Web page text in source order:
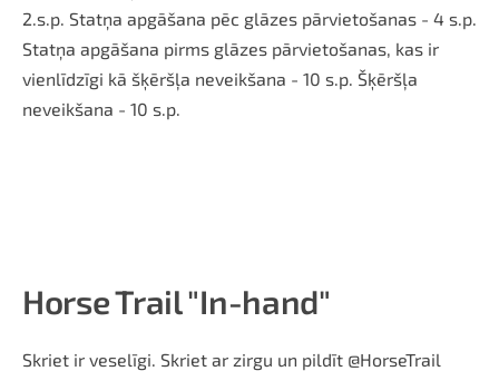
2.s.p. Statņa apgāšana pēc glāzes pārvietošanas - 4 s.p.
Statņa apgāšana pirms glāzes pārvietošanas, kas ir
vienlīdzīgi kā šķēršļa neveikšana - 10 s.p. Šķēršļa
neveikšana - 10 s.p.
Horse Trail "In-hand"
Skriet ir veselīgi. Skriet ar zirgu un pildīt @HorseTrail